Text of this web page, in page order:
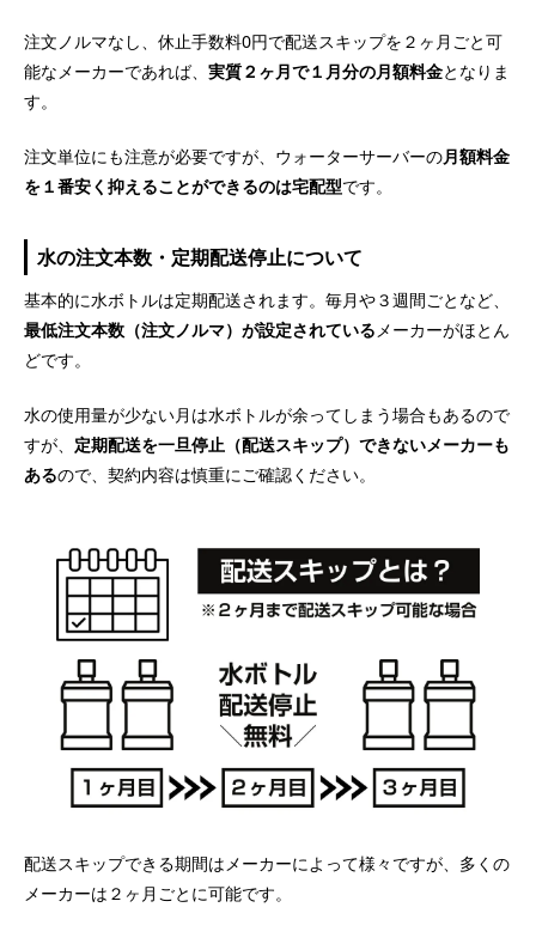
注文ノルマなし、休止手数料0円で配送スキップを２ヶ月ごと可
能なメーカーであれば、 実質２ヶ月で１月分の月額料金となりま
す。
注文単位にも注意が必要ですが、ウォーターサーバーの月額料金
を１番安く抑えることができるのは宅配型です。
水の注文本数・定期配送停止について
基本的に水ボトルは定期配送されます。毎月や３週間ごとなど、
最低注文本数（注文ノルマ）が設定されているメーカーがほとん
どです。
水の使用量が少ない月は水ボトルが余ってしまう場合もあるので
すが、 定期配送を一旦停止（配送スキップ）できないメーカーも
あるので、契約内容は慎重にご確認ください。
配送スキップできる期間はメーカーによって様々ですが、多くの
メーカーは２ヶ月ごとに可能です。